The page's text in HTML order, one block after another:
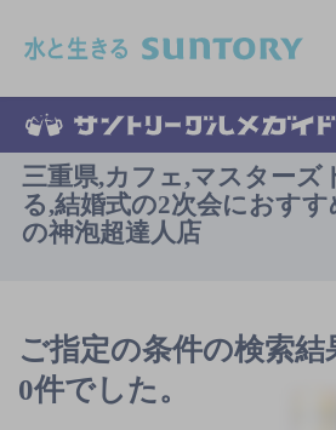
三重県,カフェ,マスターズ
る,結婚式の2次会におすす
の神泡超達人店
ご指定の条件の検索結
0件でした。